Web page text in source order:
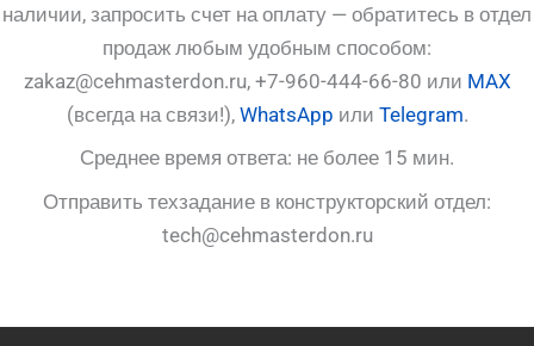
наличии, запросить счет на оплату — обратитесь в отдел
продаж любым удобным способом:
zakaz@cehmasterdon.ru, +7-960-444-66-80 или MAX
(всегда на связи!), WhatsApp или Telegram.
Среднее время ответа: не более 15 мин.
Отправить техзадание в конструкторский отдел:
tech@cehmasterdon.ru